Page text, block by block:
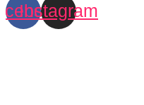
Instagram